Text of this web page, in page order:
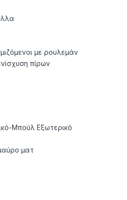
με ρουλεμάν
πίρων
Μπούλ Εξωτερικό
ματ